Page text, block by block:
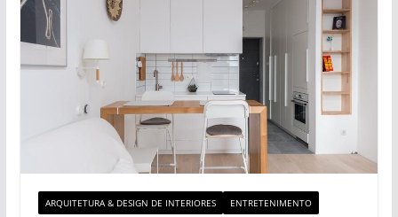
ARQUITETURA & DESIGN DE INTERIORES ENTRETENIMENTO